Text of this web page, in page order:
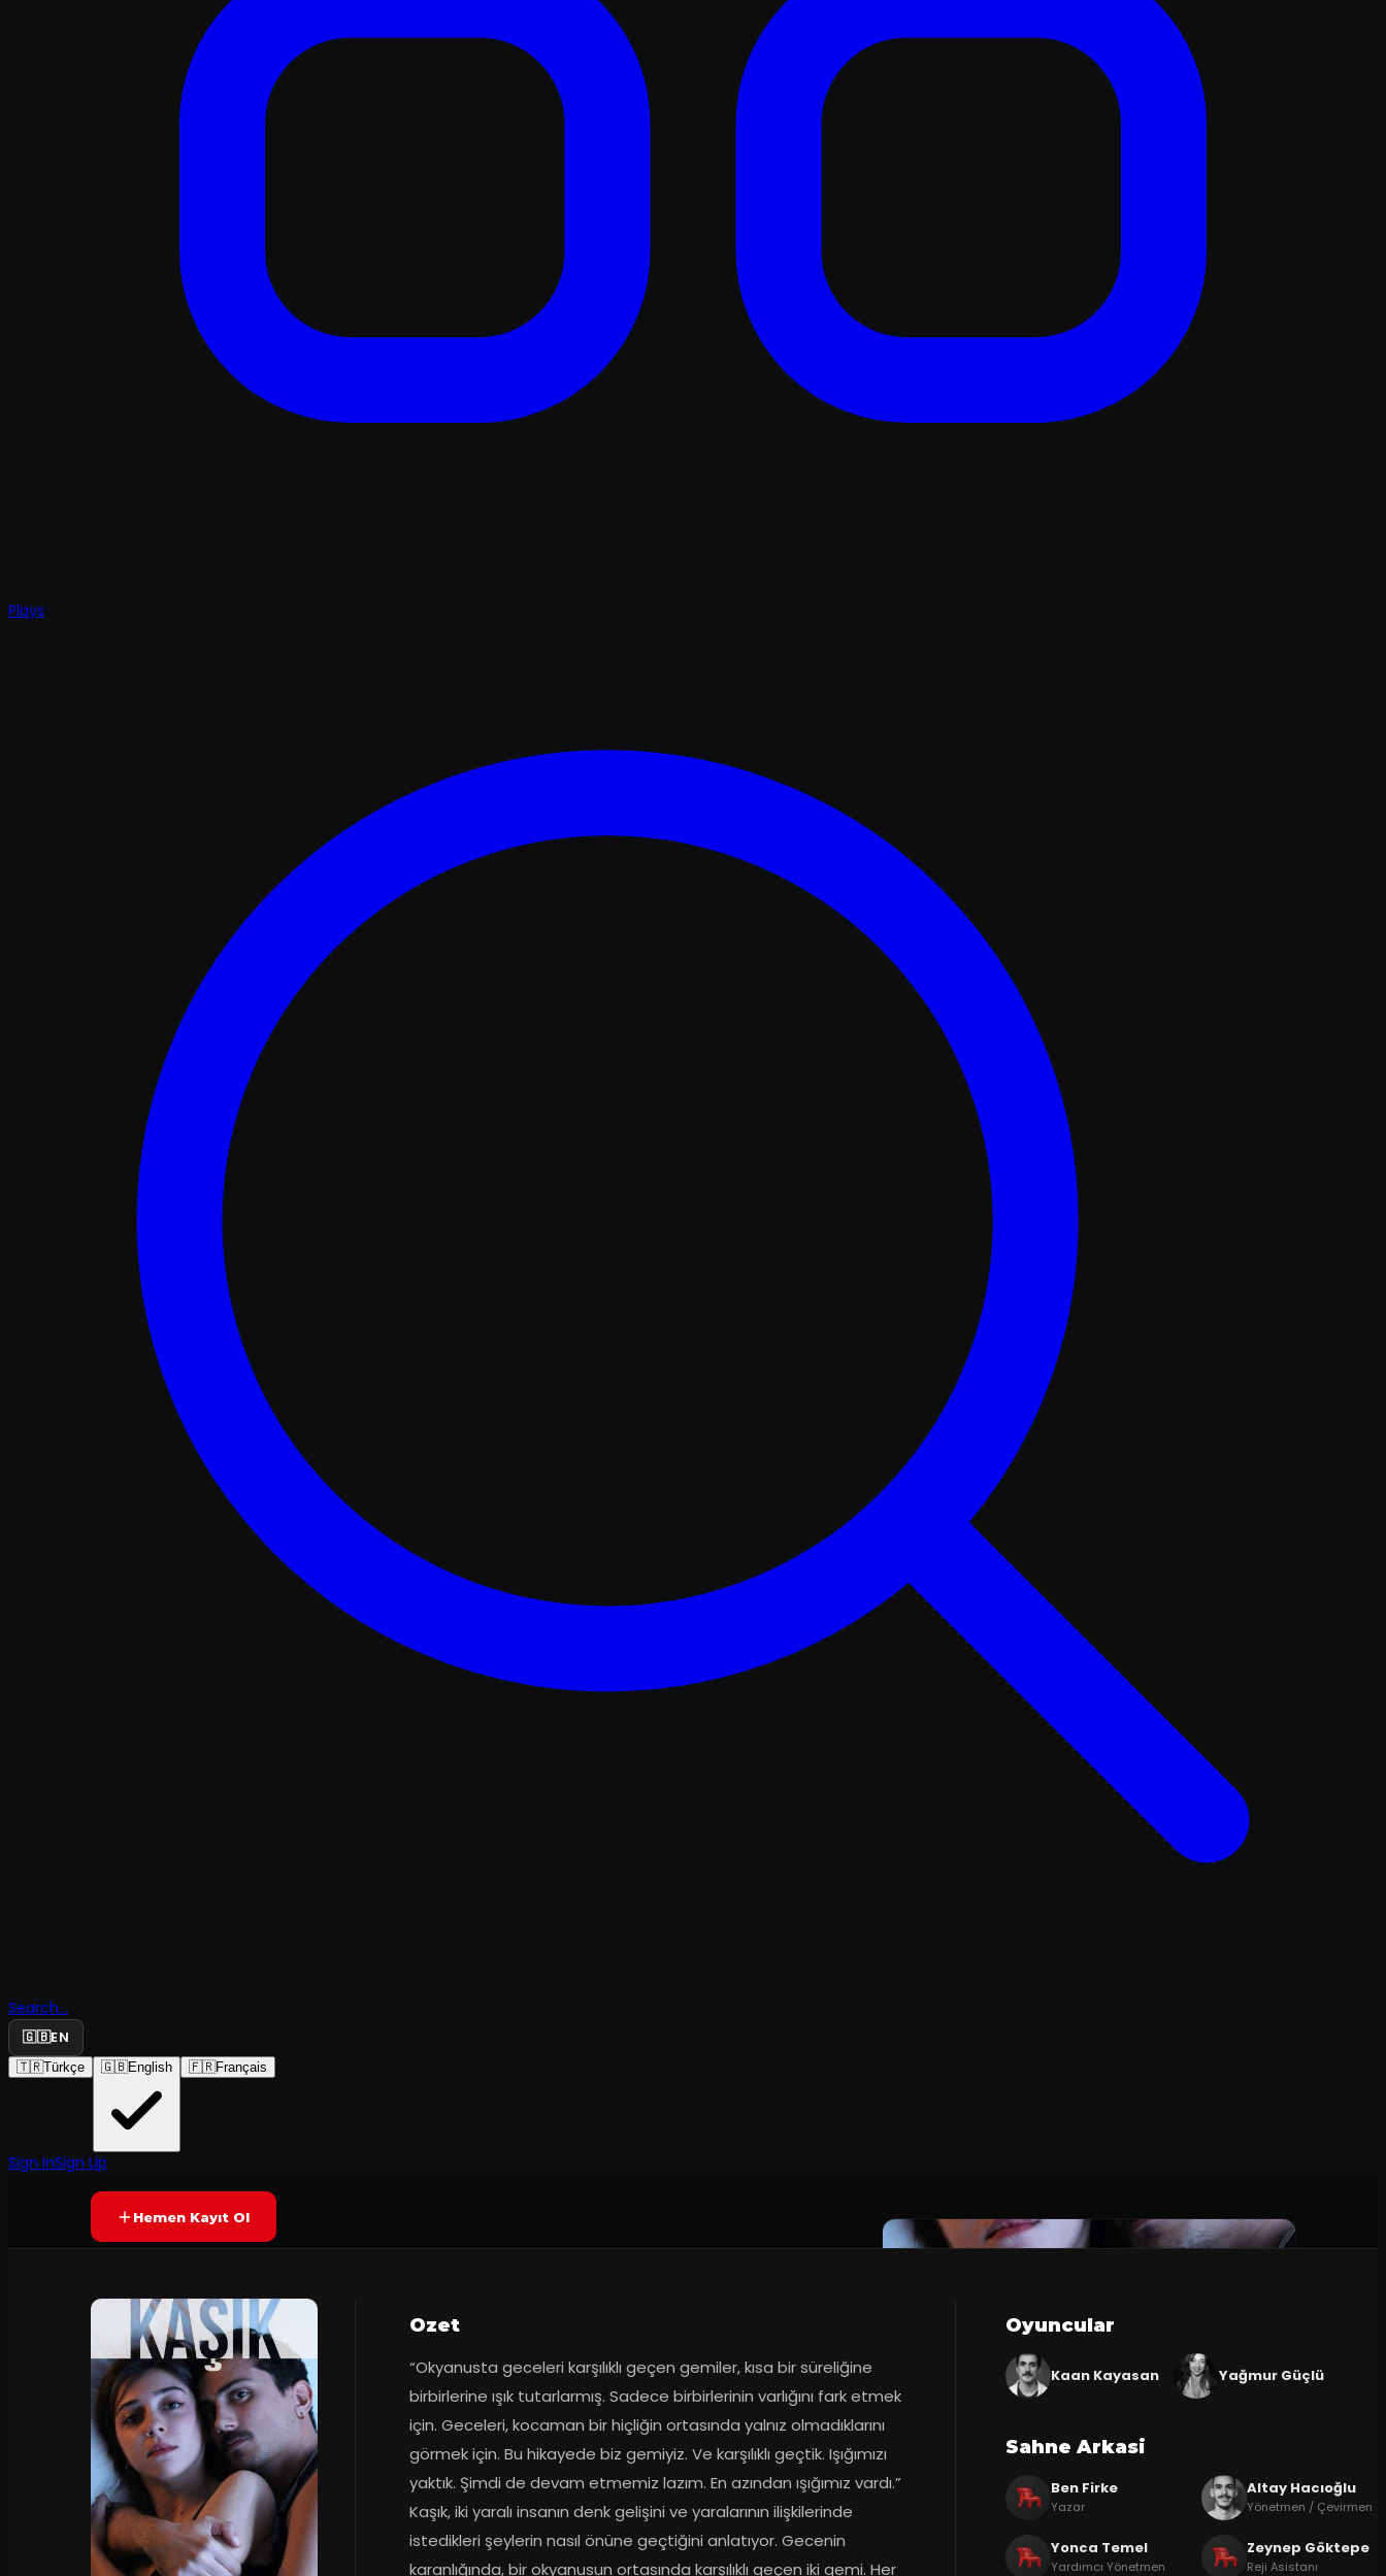
Plays
Search...
🇬🇧EN
🇹🇷Türkçe 🇬🇧English 🇫🇷Français
Sign InSign Up
Kaşık
Kimiki TiyatroMundial Yapım
YAKINDA
Hemen Kayıt Ol
Ozet
“Okyanusta geceleri karşılıklı geçen gemiler, kısa bir süreliğine
birbirlerine ışık tutarlarmış. Sadece birbirlerinin varlığını fark etmek
için. Geceleri, kocaman bir hiçliğin ortasında yalnız olmadıklarını
görmek için. Bu hikayede biz gemiyiz. Ve karşılıklı geçtik. Işığımızı
yaktık. Şimdi de devam etmemiz lazım. En azından ışığımız vardı.”
Kaşık, iki yaralı insanın denk gelişini ve yaralarının ilişkilerinde
istedikleri şeylerin nasıl önüne geçtiğini anlatıyor. Gecenin
karanlığında, bir okyanusun ortasında karşılıklı geçen iki gemi. Her
Oyuncular
Kaan Kayasan Yağmur Güçlü
Sahne Arkasi
Ben Firke
Yazar
Altay Hacıoğlu
Yönetmen / Çevirmen
Yonca Temel
Yardımcı Yönetmen
Zeynep Göktepe
Reji Asistanı